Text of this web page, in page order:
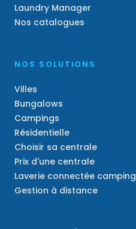
Laundry Manager
Nos catalogues
NOS SOLUTIONS
Villes
Bungalows
Campings
Résidentielle
Choisir sa centrale
Prix d'une centrale
Laverie connectée camping
Gestion à distance